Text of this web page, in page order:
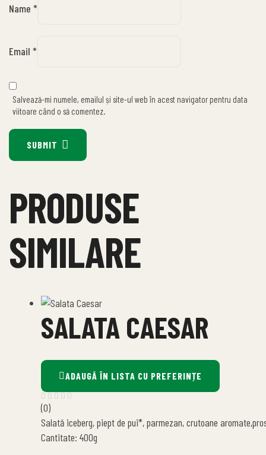
Name *
Email *
Salvează-mi numele, emailul și site-ul web în acest navigator pentru data
viitoare când o să comentez.
SUBMIT
PRODUSE
SIMILARE
SALATA CAESAR
ADAUGĂ ÎN LISTA CU PREFERINȚE
(0)
Salată iceberg, piept de pui*, parmezan, crutoane
Cantitate: 400g